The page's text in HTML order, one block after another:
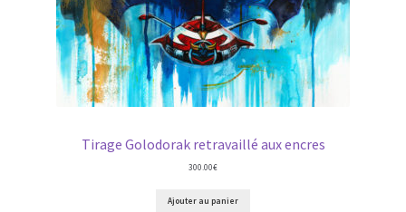
Tirage Golodorak retravaillé aux encres
300.00€
Ajouter au panier